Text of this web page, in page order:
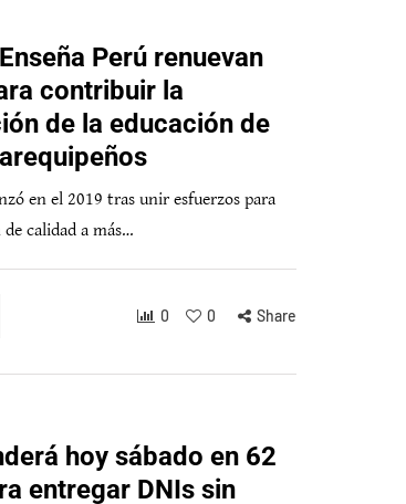
Perú renuevan
contribuir la
de la educación de
en el 2019 tras unir esfuerzos para
calidad a más…
0 0 Share
hoy sábado en 62
entregar DNIs sin